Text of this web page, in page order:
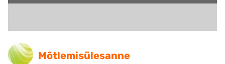
Mõtlemisülesanne